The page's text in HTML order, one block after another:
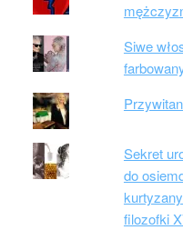
Siwe
Sekret
do
filozofki